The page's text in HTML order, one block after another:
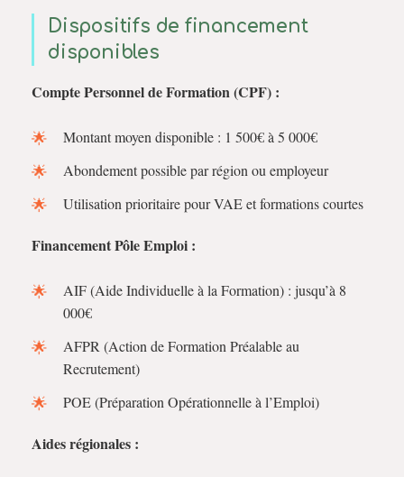
Dispositifs de financement
disponibles
Compte Personnel de Formation (CPF) :
Montant moyen disponible : 1 500€ à 5 000€
Abondement possible par région ou employeur
Utilisation prioritaire pour VAE et formations courtes
Financement Pôle Emploi :
AIF (Aide Individuelle à la Formation) : jusqu’à 8
000€
AFPR (Action de Formation Préalable au
Recrutement)
POE (Préparation Opérationnelle à l’Emploi)
Aides régionales :